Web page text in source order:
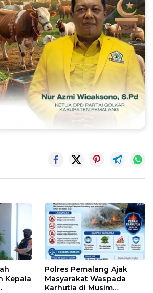
Kepala
Polres Pemalang Ajak
Masyarakat Waspada
Karhutla di Musim